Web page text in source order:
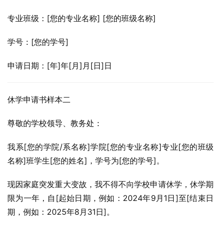
专业班级：[您的专业名称] [您的班级名称]
学号：[您的学号]
申请日期：[年]年[月]月[日]日
休学申请书样本二
尊敬的学校领导、教务处：
我系[您的学院/系名称]学院[您的专业名称]专业[您的班级
名称]班学生[您的姓名]，学号为[您的学号]。
现因家庭突发重大变故，我不得不向学校申请休学，休学期
限为一年，自[起始日期，例如：2024年9月1日]至[结束日
期，例如：2025年8月31日]。